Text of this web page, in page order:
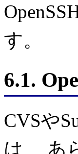
す。
6.1.
CVSや
は、 あ